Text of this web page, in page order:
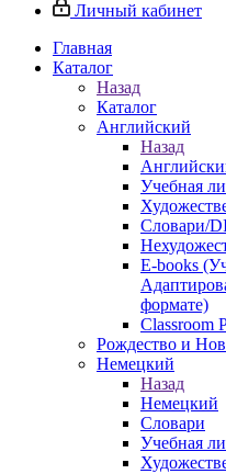
Личный кабинет
Главная
Каталог
Назад
Каталог
Английский
Назад
Учебная
Словари/
E-books
формате)
Classroom
Рождество и
Немецкий
Назад
Немецкий
Словари
Учебная